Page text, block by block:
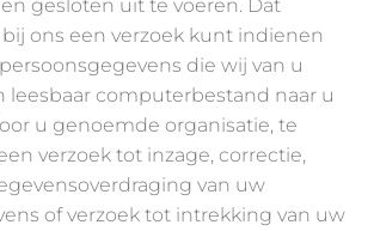
gesloten uit te voeren. Dat
ons een verzoek kunt indienen
die wij van u
leesbaar computerbestand naar u
u genoemde organisatie, te
verzoek tot inzage, correctie,
van uw
of verzoek tot intrekking van uw